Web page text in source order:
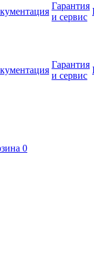
Гарантия
и сервис
Гарантия
и сервис
0